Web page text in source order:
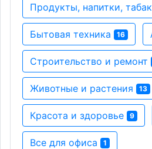
Продукты, напитки, табак
Бытовая техника 16
Строительство и ремонт
Животные и растения 13
Красота и здоровье 9
Все для офиса 1